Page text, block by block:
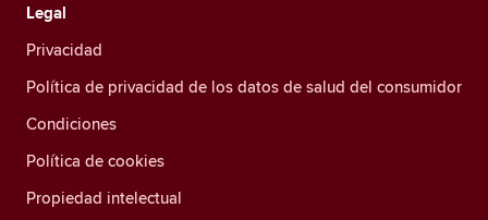
Legal
Privacidad
Política de privacidad de los datos de salud del consumidor
Condiciones
Política de cookies
Propiedad intelectual